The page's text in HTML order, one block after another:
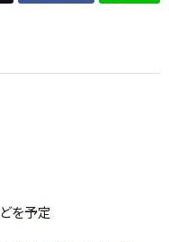
を予定